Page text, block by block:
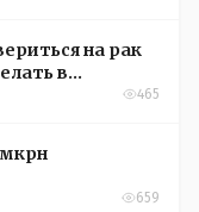
на рак
в
465
мкрн
659